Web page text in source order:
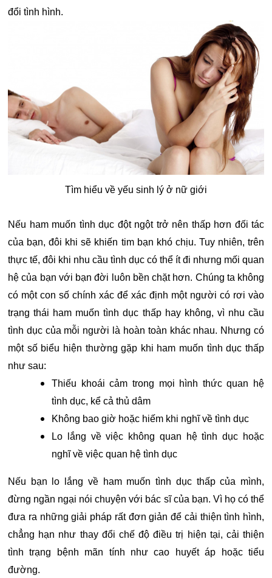
đổi tình hình.
Tìm hiểu về yếu sinh lý ở nữ giới
Nếu ham muốn tình dục đột ngột trở nên thấp hơn đối tác
của bạn, đôi khi sẽ khiến tim bạn khó chịu. Tuy nhiên, trên
thực tế, đôi khi nhu cầu tình dục có thể ít đi nhưng mối quan
hệ của bạn với bạn đời luôn bền chặt hơn. Chúng ta không
có một con số chính xác để xác định một người có rơi vào
trạng thái ham muốn tình dục thấp hay không, vì nhu cầu
tình dục của mỗi người là hoàn toàn khác nhau. Nhưng có
một số biểu hiện thường gặp khi ham muốn tình dục thấp
như sau:
Thiếu khoái cảm trong mọi hình thức quan hệ
tình dục, kể cả thủ dâm
Không bao giờ hoặc hiếm khi nghĩ về tình dục
Lo lắng về việc không quan hệ tình dục hoặc
nghĩ về việc quan hệ tình dục
Nếu bạn lo lắng về ham muốn tình dục thấp của mình,
đừng ngần ngại nói chuyện với bác sĩ của bạn. Vì họ có thể
đưa ra những giải pháp rất đơn giản để cải thiện tình hình,
chẳng hạn như thay đổi chế độ điều trị hiện tại, cải thiện
tình trạng bệnh mãn tính như cao huyết áp hoặc tiểu
đường.